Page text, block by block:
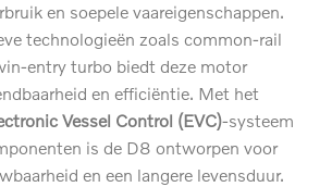
en soepele vaareigenschappen.
technologieën zoals common-rail
entry turbo biedt deze motor
en efficiëntie. Met het
Vessel Control (EVC)-systeem
is de D8 ontworpen voor
en een langere levensduur.